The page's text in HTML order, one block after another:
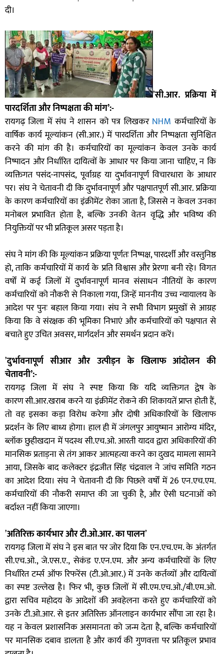
दी।
’सी.आर. प्रक्रिया में
पारदर्शिता और निष्पक्षता की मांग’:-
रायगढ़ जिला में संघ ने शासन को पत्र लिखकर NHM कर्मचारियों के
वार्षिक कार्य मूल्यांकन (सी.आर.) में पारदर्शिता और निष्पक्षता सुनिश्चित
करने की मांग की है। कर्मचारियों का मूल्यांकन केवल उनके कार्य
निष्पादन और निर्धारित दायित्वों के आधार पर किया जाना चाहिए, न कि
व्यक्तिगत पसंद-नापसंद, पूर्वाग्रह या दुर्भावनापूर्ण विचारधारा के आधार
पर। संघ ने चेतावनी दी कि दुर्भावनापूर्ण और पक्षपातपूर्ण सी.आर. प्रक्रिया
के कारण कर्मचारियों का इंक्रीमेंट रोका जाता है, जिससे न केवल उनका
मनोबल प्रभावित होता है, बल्कि उनकी वेतन वृद्धि और भविष्य की
नियुक्तियों पर भी प्रतिकूल असर पड़ता है।
संघ ने मांग की कि मूल्यांकन प्रक्रिया पूर्णतः निष्पक्ष, पारदर्शी और वस्तुनिष्ठ
हो, ताकि कर्मचारियों में कार्य के प्रति विश्वास और प्रेरणा बनी रहे। विगत
वर्षों में कई जिलों में दुर्भावनापूर्ण मानव संसाधन नीतियों के कारण
कर्मचारियों को नौकरी से निकाला गया, जिन्हें माननीय उच्च न्यायालय के
आदेश पर पुनः बहाल किया गया। संघ ने सभी विभाग प्रमुखों से आग्रह
किया कि वे संरक्षक की भूमिका निभाएं और कर्मचारियों को पक्षपात से
बचाते हुए उचित अवसर, मार्गदर्शन और समर्थन प्रदान करें।
’दुर्भावनापूर्ण सीआर और उत्पीड़न के खिलाफ आंदोलन की
चेतावनी’:-
रायगढ़ जिला में संघ ने स्पष्ट किया कि यदि व्यक्तिगत द्वेष के
कारण सी.आर.खराब करने या इंक्रीमेंट रोकने की शिकायतें प्राप्त होती हैं,
तो वह इसका कड़ा विरोध करेगा और दोषी अधिकारियों के खिलाफ
प्रदर्शन के लिए बाध्य होगा। हाल ही में जंगलपुर आयुष्मान आरोग्य मंदिर,
ब्लॉक छुहीखदान में पदस्थ सी.एच.ओ. आरती यादव द्वारा अधिकारियों की
मानसिक प्रताड़ना से तंग आकर आत्महत्या करने का दुखद मामला सामने
आया, जिसके बाद कलेक्टर इंद्रजीत सिंह चंद्रवाल ने जांच समिति गठन
का आदेश दिया। संघ ने चेतावनी दी कि पिछले वर्षों में 26 एन.एच.एम.
कर्मचारियों की नौकरी समाप्त की जा चुकी है, और ऐसी घटनाओं को
बर्दाश्त नहीं किया जाएगा।
’अतिरिक्त कार्यभार और टी.ओ.आर. का पालन’
रायगढ़ जिला में संघ ने इस बात पर जोर दिया कि एन.एच.एम. के अंतर्गत
सी.एच.ओ., जे.एस.ए., सेकंड ए.एन.एम. और अन्य कर्मचारियों के लिए
निर्धारित टर्म्स ऑफ रिफरेंस (टी.ओ.आर.) में उनके कर्तव्यों और दायित्वों
का स्पष्ट उल्लेख है। फिर भी, कुछ जिलों में सी.एम.एच.ओ./बी.एम.ओ.
द्वारा सचिव महोदय के आदेशों की अवहेलना करते हुए कर्मचारियों को
उनके टी.ओ.आर. से इतर अतिरिक्त ऑनलाइन कार्यभार सौंपा जा रहा है।
यह न केवल प्रशासनिक असमानता को जन्म देता है, बल्कि कर्मचारियों
पर मानसिक दबाव डालता है और कार्य की गुणवत्ता पर प्रतिकूल प्रभाव